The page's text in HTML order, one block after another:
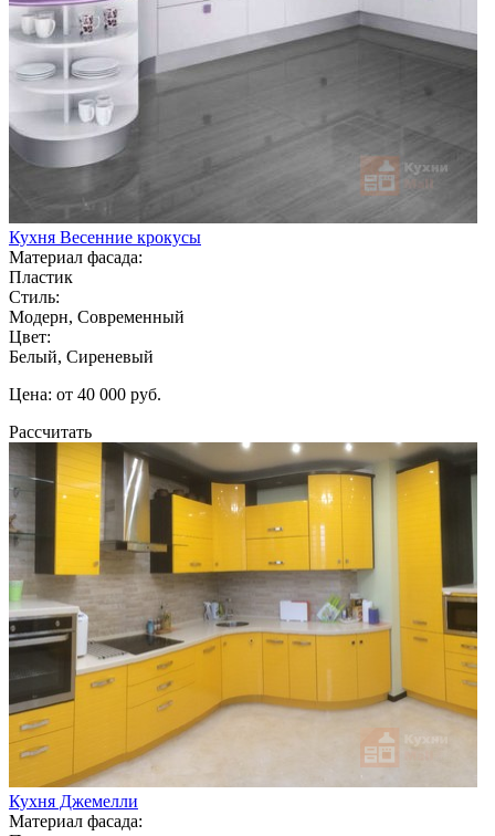
Кухня Весенние крокусы
Материал фасада:
Пластик
Стиль:
Модерн, Современный
Цвет:
Белый, Сиреневый
Цена: от 40 000 руб.
Рассчитать
Кухня Джемелли
Материал фасада: